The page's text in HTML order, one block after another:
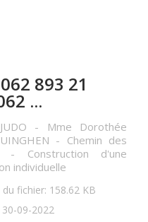
893 21
...
- Mme Dorothée
- Chemin des
- Construction d'une
individuelle
du fichier: 158.62 KB
30-09-2022